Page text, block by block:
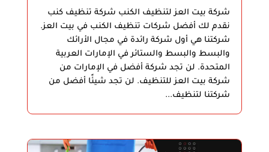
شركة بيت العز لتنظيف الكنب شركة تنظيف كنب
نقدم لك أفضل شركات تنظيف الكنب في بيت العز.
شركتنا هي أول شركة رائدة في مجال الأرائك
والبسط والبسط والستائر في الإمارات العربية
المتحدة. لن تجد شركة أفضل في الإمارات من
شركة بيت العز للتنظيف. لن تجد شيئًا أفضل من
شركتنا لتنظيف...